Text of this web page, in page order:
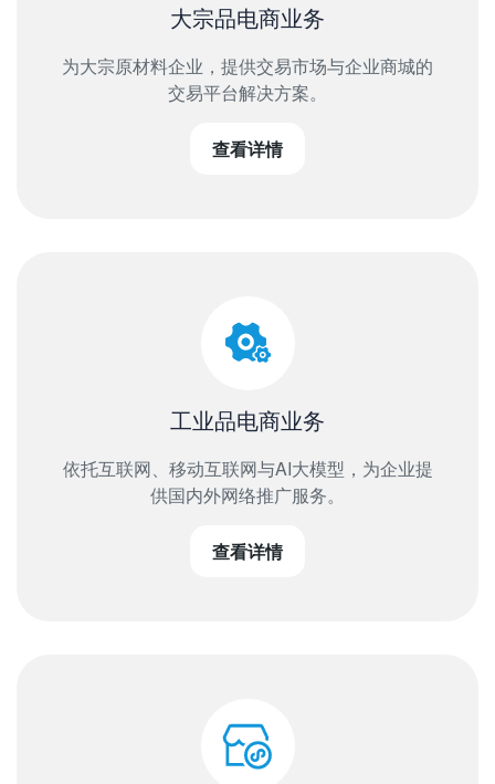
大宗品电商业务
为大宗原材料企业，提供交易市场与企业商城的
交易平台解决方案。
查看详情
工业品电商业务
依托互联网、移动互联网与AI大模型，为企业提
供国内外网络推广服务。
查看详情